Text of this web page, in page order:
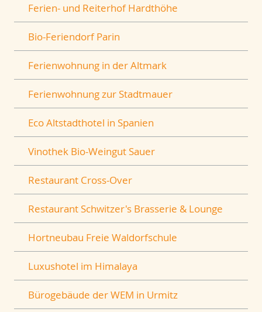
Ferien- und Reiterhof Hardthöhe
Bio-Feriendorf Parin
Ferienwohnung in der Altmark
Ferienwohnung zur Stadtmauer
Eco Altstadthotel in Spanien
Vinothek Bio-Weingut Sauer
Restaurant Cross-Over
Restaurant Schwitzer's Brasserie & Lounge
Hortneubau Freie Waldorfschule
Luxushotel im Himalaya
Bürogebäude der WEM in Urmitz